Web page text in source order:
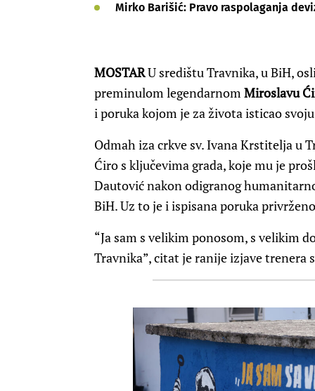
Mirko Barišić: Pravo raspolaganja
MOSTARU središtu Travnika, u BiH,
preminulom legendarnomMiroslavu
i poruka kojom je za života isticao
Odmah iza crkve sv. Ivana Krstitelja u
Ćiro s ključevima grada, koje mu je
Dautović nakon odigranog
BiH. Uz to je i ispisana poruka
“Ja sam s velikim ponosom, s velikim
Travnika”, citat je ranije izjave trenera